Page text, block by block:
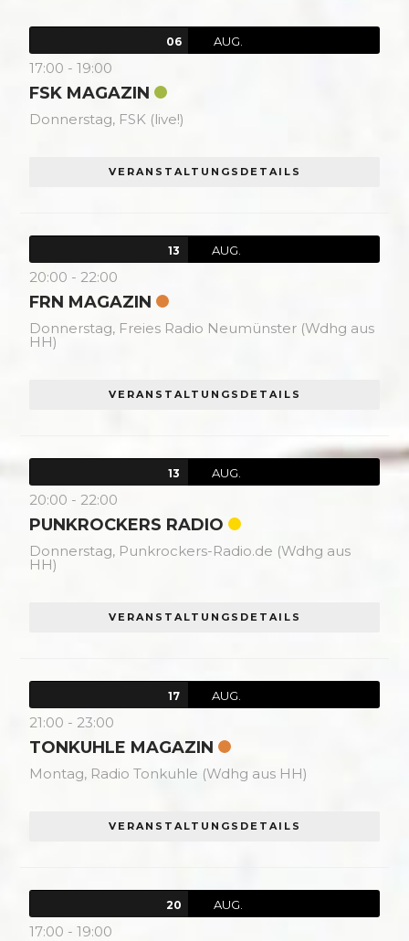
06 AUG.
17:00 -19:00
FSK MAGAZIN
Donnerstag, FSK (live!)
VERANSTALTUNGSDETAILS
13 AUG.
20:00 - 22:00
FRN MAGAZIN
Donnerstag, Freies Radio Neumünster (Wdhg aus
HH)
VERANSTALTUNGSDETAILS
13 AUG.
20:00 - 22:00
PUNKROCKERS RADIO
Donnerstag, Punkrockers-Radio.de (Wdhg aus
HH)
VERANSTALTUNGSDETAILS
17 AUG.
21:00 - 23:00
TONKUHLE MAGAZIN
Montag, Radio Tonkuhle (Wdhg aus HH)
VERANSTALTUNGSDETAILS
20 AUG.
17:00 -19:00